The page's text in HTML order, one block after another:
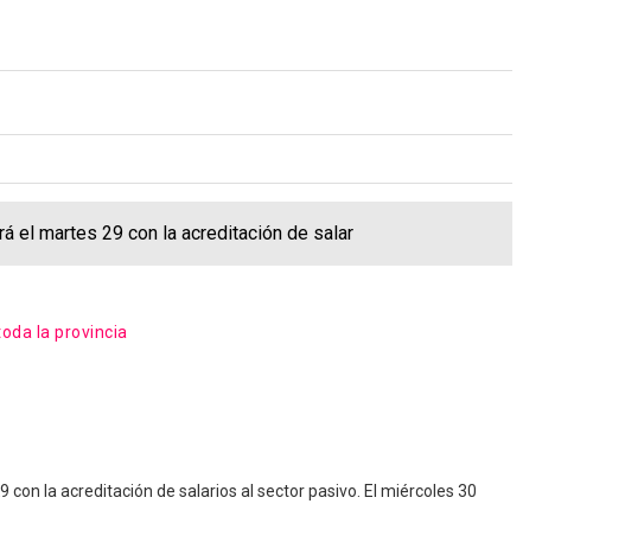
el martes 29 con la acreditación de salar
la provincia
la acreditación de salarios al sector pasivo. El miércoles 30